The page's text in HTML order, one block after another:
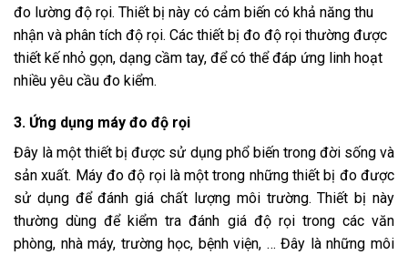
đo lường độ rọi. Thiết bị này có cảm biến có khả năng thu
nhận và phân tích độ rọi. Các thiết bị đo độ rọi thường được
thiết kế nhỏ gọn, dạng cầm tay, để có thể đáp ứng linh hoạt
nhiều yêu cầu đo kiểm.
3. Ứng dụng máy đo độ rọi
Đây là một thiết bị được sử dụng phổ biến trong đời sống và
sản xuất. Máy đo độ rọi là một trong những thiết bị đo được
sử dụng để đánh giá chất lượng môi trường. Thiết bị này
thường dùng để kiểm tra đánh giá độ rọi trong các văn
phòng, nhà máy, trường học, bệnh viện, … Đây là những môi